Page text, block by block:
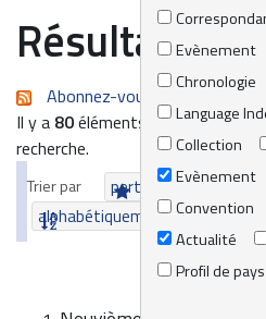
Evènement
Chronologie
Language
Collection
Evènement
Convention
Actualité
Profil de pays
Résultats de
Abonnez-vous au flux RSS de
Il y a 80éléments qui
recherche.
Trier par pertinence
date
alphabétiquement